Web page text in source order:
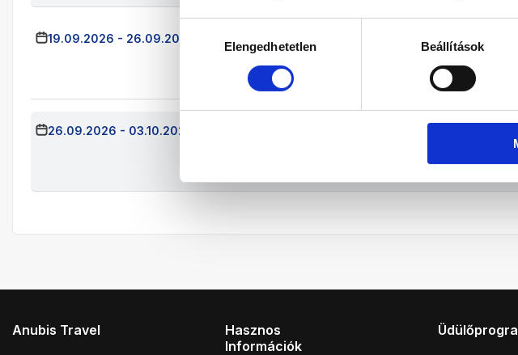
kiválasztásaElengedhetetlen Beállítások
19.09.2026 - 26.09.2026 Budapest
Járatinformációk
Half Board/All Inclusive
26.09.2026 - 03.10.2026
Anubis Travel
Hasznos
Információk